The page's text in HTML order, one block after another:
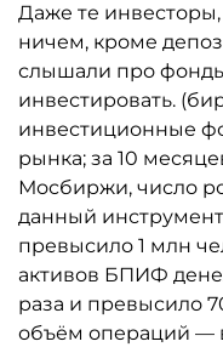
Даже те
ничем, кроме
слышали про
инвестировать.
инвестиционные
рынка; за 10
Мосбиржи, число
данный
превысило 1 млн
активов БПИФ
раза и превысило
объём операций —